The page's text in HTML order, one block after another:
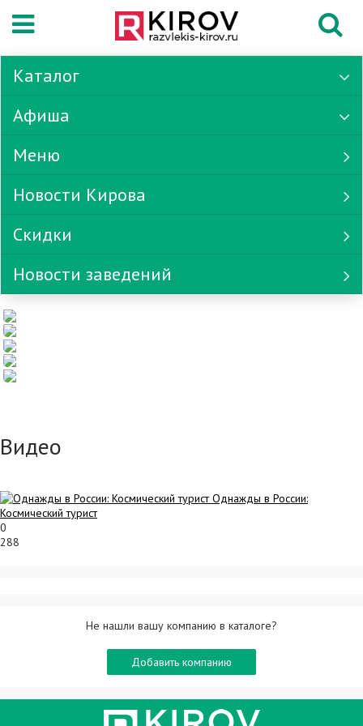
Каталог
Афиша
Меню
Новости Кирова
Скидки
Новости заведений
Видео
Однажды в России:
Космический турист
0
288
Не нашли вашу компанию в каталоге?
Добавить компанию